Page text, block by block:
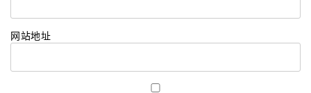
网站地址